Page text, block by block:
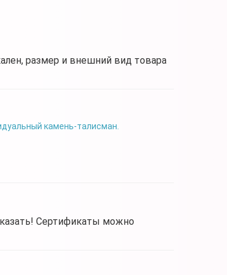
размер и внешний вид товара
камень-талисман.
Сертификаты можно